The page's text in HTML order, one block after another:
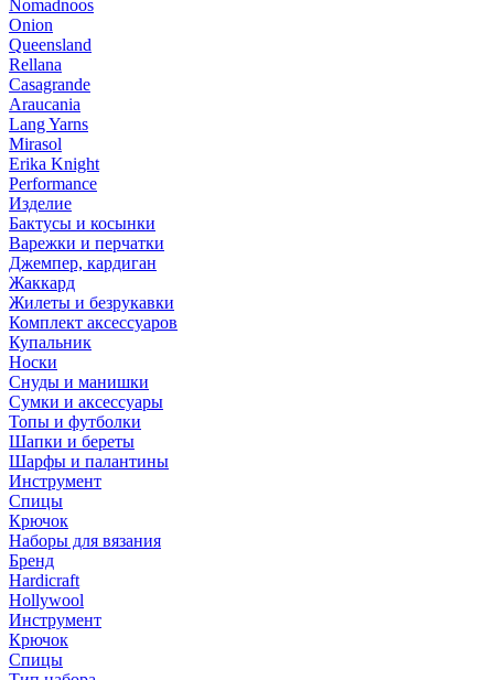
Nomadnoos
Onion
Queensland
Rellana
Casagrande
Araucania
Lang Yarns
Mirasol
Erika Knight
Performance
Изделие
Бактусы и косынки
Варежки и перчатки
Джемпер, кардиган
Жаккард
Жилеты и безрукавки
Комплект аксессуаров
Купальник
Носки
Снуды и манишки
Сумки и аксессуары
Топы и футболки
Шапки и береты
Шарфы и палантины
Инструмент
Спицы
Крючок
Наборы для вязания
Бренд
Hardicraft
Hollywool
Инструмент
Крючок
Спицы